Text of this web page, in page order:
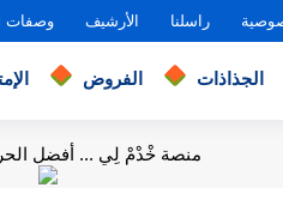
راسلنا الأرشيف وصفات
الجذاذات الفروض
منصة خْدْمْ لِي ... أفضل